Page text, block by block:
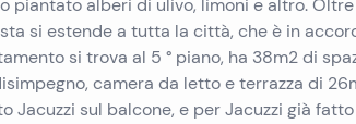
piantato alberi di ulivo, limoni e altro.
si estende a tutta la città, che è in
si trova al 5 ° piano, ha 38m2 di
camera da letto e terrazza di
Jacuzzi sul balcone, e per Jacuzzi già